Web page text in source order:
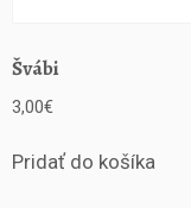
Švábi
3,00€
Pridať do košíka